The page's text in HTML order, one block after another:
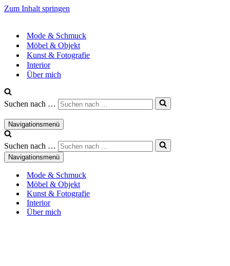
Zum Inhalt springen
Mode & Schmuck
Möbel & Objekt
Kunst & Fotografie
Interior
Über mich
Suchen nach …
Navigationsmenü
Suchen nach …
Navigationsmenü
Mode & Schmuck
Möbel & Objekt
Kunst & Fotografie
Interior
Über mich